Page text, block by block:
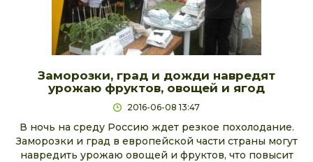
Заморозки, град и дожди навредят
урожаю фруктов, овощей и ягод
2016-06-08 13:47
В ночь на среду Россию ждет резкое похолодание.
Заморозки и град в европейской части страны могут
навредить урожаю овощей и фруктов, что повысит